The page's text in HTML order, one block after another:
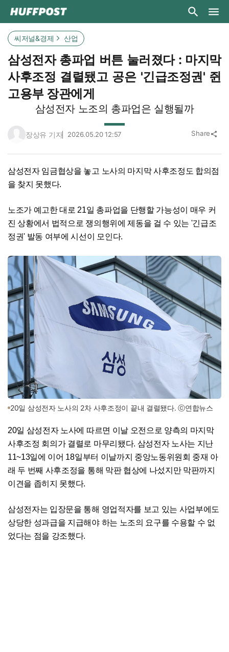
씨저널&경제 산업
삼성전자 총파업 버튼 눌러졌다 : 마지막
사후조정 결렬됐고 공은 '긴급조정권' 쥔
고용부 장관에게
삼성전자 노조의 총파업은 실행될까
장상유 기자 2026.05.20 12:57 Share share
삼성전자 임금협상을 놓고 노사의 마지막 사후조정도 합의점
을 찾지 못했다.
노조가 예고한 대로 21일 총파업을 단행할 가능성이 매우 커
진 상황에서 법적으로 쟁의행위에 제동을 걸 수 있는 '긴급조
정권' 발동 여부에 시선이 모인다.
20일 삼성전자 노사의 2차 사후조정이 끝내 결렬됐다. ⓒ연합뉴스
20일 삼성전자 노사에 따르면 이날 오전으로 양측의 마지막
사후조정 회의가 결렬로 마무리됐다. 삼성전자 노사는 지난
11~13일에 이어 18일부터 이날까지 중앙노동위원회 중재 아
래 두 번째 사후조정을 통해 막판 협상에 나섰지만 막판까지
이견을 좁히지 못했다.
삼성전자는 입장문을 통해 영업적자를 보고 있는 사업부에도
상당한 성과급을 지급해야 하는 노조의 요구를 수용할 수 없
었다는 점을 강조했다.